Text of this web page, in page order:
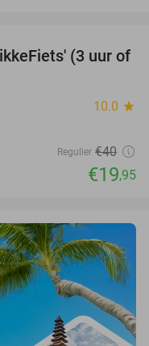
50%
(3 uur of
10.0 star
Regulier €40
€19,95